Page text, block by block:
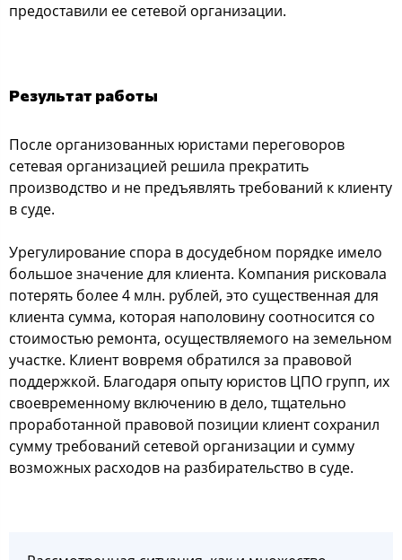
предоставили ее сетевой организации.
Результат работы
После организованных юристами переговоров
сетевая организацией решила прекратить
производство и не предъявлять требований к клиенту
в суде.
Урегулирование спора в досудебном порядке имело
большое значение для клиента. Компания рисковала
потерять более 4 млн. рублей, это существенная для
клиента сумма, которая наполовину соотносится со
стоимостью ремонта, осуществляемого на земельном
участке. Клиент вовремя обратился за правовой
поддержкой. Благодаря опыту юристов ЦПО групп, их
своевременному включению в дело, тщательно
проработанной правовой позиции клиент сохранил
сумму требований сетевой организации и сумму
возможных расходов на разбирательство в суде.